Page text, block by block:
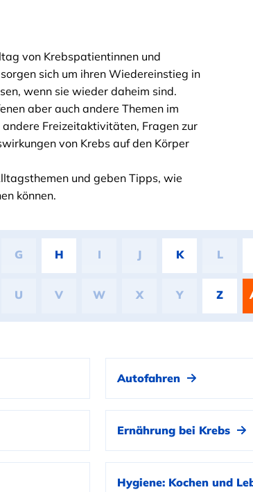
von Krebspatientinnen und
sich um ihren Wiedereinstieg in
wenn sie wieder daheim sind.
aber auch andere Themen im
Freizeitaktivitäten, Fragen zur
von Krebs auf den Körper
und geben Tipps, wie
können.
G H I J K L
U V W X Y Z
Autofahren
Ernährung bei Krebs
Hygiene: Kochen und